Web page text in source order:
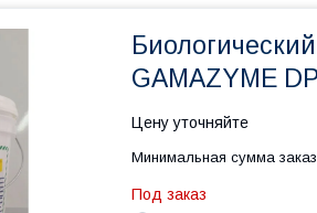
GAMAZYME
Цену уточняйте
Минимальная сумма
Под заказ